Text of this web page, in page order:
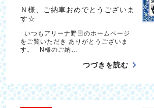
Ｎ様、ご納車おめでとうございま
す☆
いつもアリーナ野田のホームページ
をご覧いただき ありがとうございま
す。 N様のご納…
つづきを読む